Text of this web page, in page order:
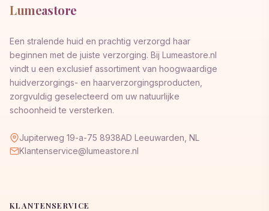
Lumeastore
Een stralende huid en prachtig verzorgd haar
beginnen met de juiste verzorging. Bij Lumeastore.nl
vindt u een exclusief assortiment van hoogwaardige
huidverzorgings- en haarverzorgingsproducten,
zorgvuldig geselecteerd om uw natuurlijke
schoonheid te versterken.
Jupiterweg 19-a-75 8938AD Leeuwarden, NL
Klantenservice@lumeastore.nl
KLANTENSERVICE